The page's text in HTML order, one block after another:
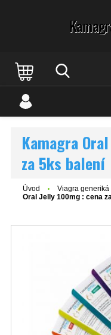
Kamagra
za 5ks balení
Úvod Viagra generiká
Oral Jelly 100mg : cena